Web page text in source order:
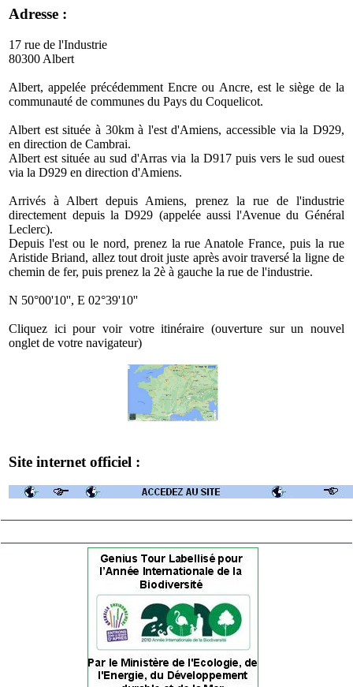
Adresse :
17 rue de l'Industrie
80300 Albert
Albert, appelée précédemment Encre ou Ancre, est le siège de la
communauté de communes du Pays du Coquelicot.
Albert est située à 30km à l'est d'Amiens, accessible via la D929,
en direction de Cambrai.
Albert est située au sud d'Arras via la D917 puis vers le sud ouest
via la D929 en direction d'Amiens.
Arrivés à Albert depuis Amiens, prenez la rue de l'industrie
directement depuis la D929 (appelée aussi l'Avenue du Général
Leclerc).
Depuis l'est ou le nord, prenez la rue Anatole France, puis la rue
Aristide Briand, allez tout droit juste après avoir traversé la ligne de
chemin de fer, puis prenez la 2è à gauche la rue de l'industrie.
N 50°00'10'', E 02°39'10''
Cliquez ici pour voir votre itinéraire (ouverture sur un nouvel
onglet de votre navigateur)
Site internet officiel :